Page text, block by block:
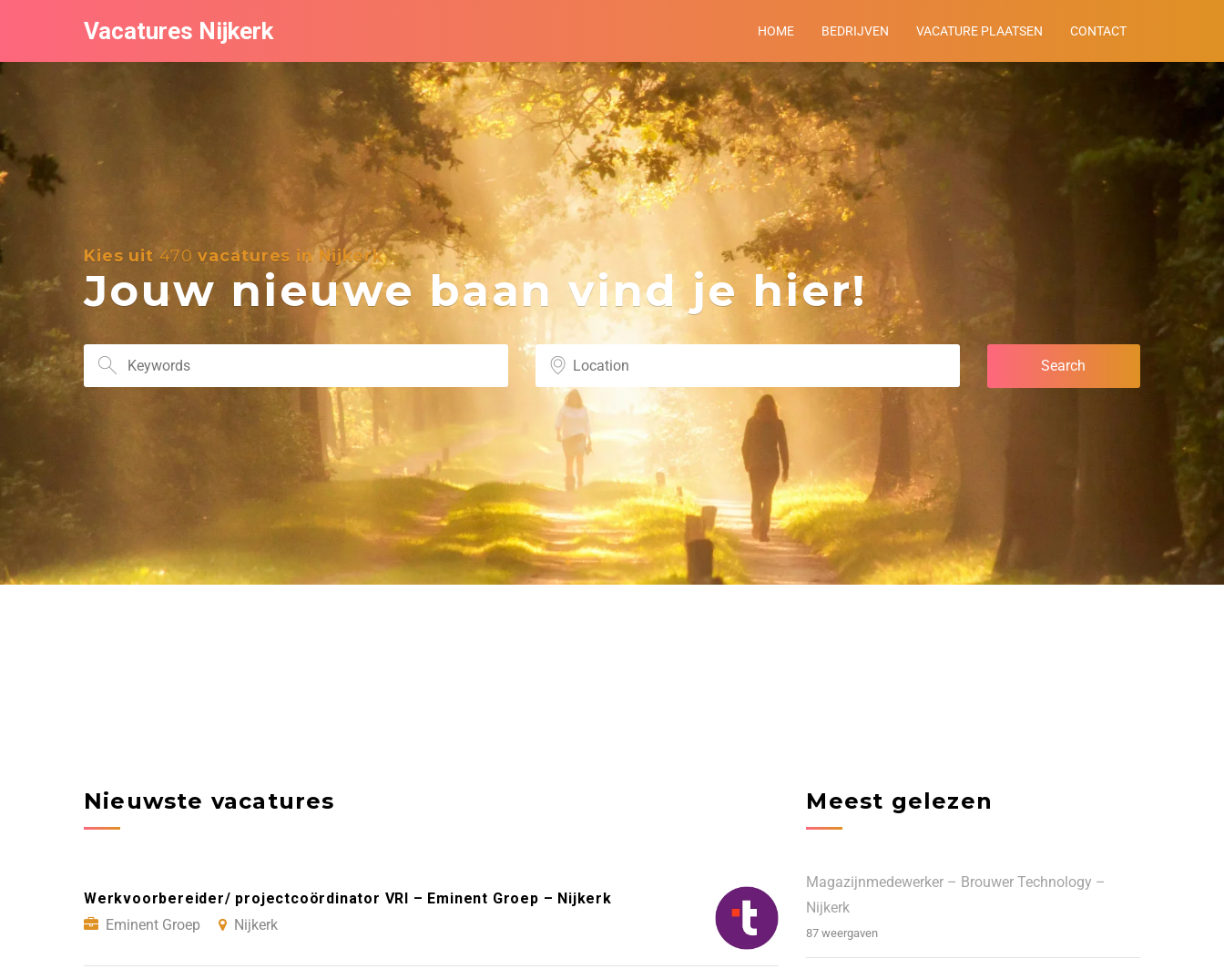
Vacatures Nijkerk HOME BEDRIJVEN VACATURE PLAATSEN CONTACT
Kies uit 470 vacatures in Nijkerk
Jouw nieuwe baan vind je hier!
Nieuwste vacatures
Werkvoorbereider/ projectcoördinator VRI – Eminent Groep – Nijkerk
Eminent Groep
Nijkerk
Meest gelezen
Magazijnmedewerker – Brouwer Technology –
Nijkerk
87 weergaven